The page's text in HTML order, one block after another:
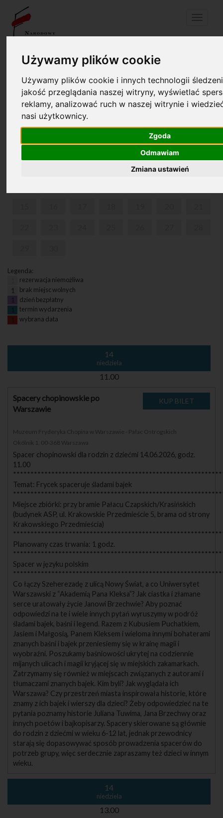
Używamy plików cookie
Używamy plików cookie i innych technologii
jakość przeglądania naszej witryny, wyświetlać
reklamy, analizować ruch w naszej witrynie i
nasi użytkownicy.
Zgoda
Odmawiam
Zmiana ustawień
Menu
SPACERY CHOPINOWSKIE PO WARSZAWIE
CZERWIEC 2026
PON WT ŚR CZW PIĄ SOB NIE
5 6
Legenda:
rezerwacja niemożliwa
1
brak miejsc wolnych
1
dzień bezpłatny
termin wydarzenia
1
wybrana data
14
niedziela
11.00
Spacery chopinowskie po
Warszawie
Muzeum Fryderyka Chopina w Warszawie - Pałac Ostrogskich
Okólnik 1, 00-368 Warszawa
Spacer chopinowski dla rodzin z dziećmi 14.06.2026, godz.
11.00
Temat: Frycek spaceruje śladami bajek
Miejsce zbiórki: przy bramie Pałacu Czapskich/Krasińskich
(budynek ASP, ul. Krakowskie Przedmieście 5, brama od strony
Krakowskiego Przedmieścia)
Planowany czas trwania: 1 godz.
Spacer w języku polskim
Co łączy Szeherezadę z ulicą Nowy Świat, a co Uniwersytet
Warszawski z “Akademią Pana Kleksa”? Jak ciastka i złamane
serce uratowały życie Janowi Brzechwie? Aby poznać
odpowiedzi na te i wiele innych pytań wyruszymy w podróż
śladami bajek, baśni i legend. Razem z Kubusiem Puchatkiem,
Jasiem i Małgosią, Panem Kleksem i wieloma innymi bohaterami
znanych baśni i bajek przeniesiemy się w krainę magii i
wyobraźni. Poszukamy baśniowości ukrytej na codziennie
mijanych ulicach i magii kryjącej się w miejskich zakamarkach.
Zatrzymamy się również w miejscach związanych z autorami i
tłumaczami znanych bajek. Kim byli? Jak wyglądała ich
Warszawa? Czy przestrzeń miasta inspirowała historie, które
znamy z ich bajek i wierszy dla dzieci? Żeby odpowiedzieć na te
pytania poznamy historie Juliana Tuwima, Jana Brzechwy oraz
innych poetów i bajkopisarzy. Spacery skierowane są głównie
do rodzin z dziećmi w wieku 6-12 lat, jednak przewodnicy
starają się dopasowywać sposób prowadzenia spacerów do
potrzeb grupy, więc serdecznie zapraszamy też dzieci w innym
wieku.
14
niedziela
13.00